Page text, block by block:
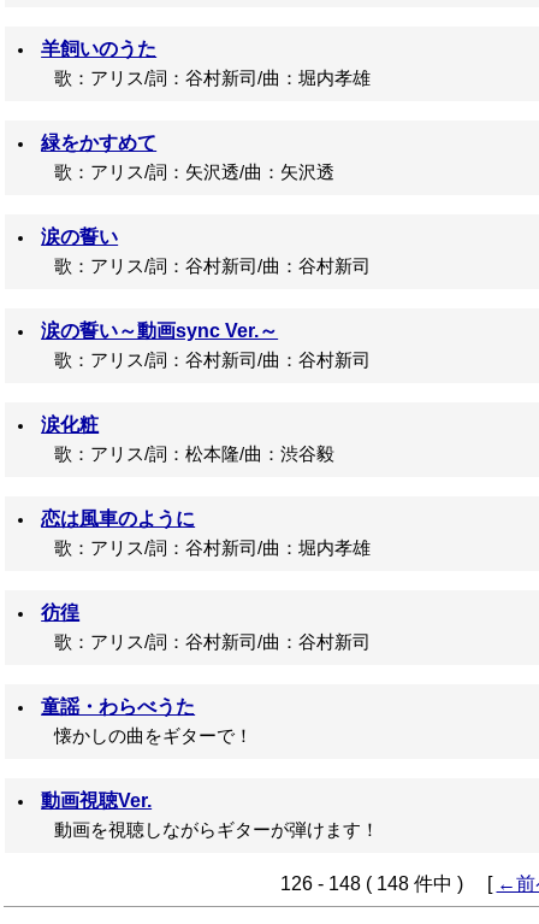
羊飼いのうた
歌：アリス/詞：谷村新司/曲：堀内孝雄
緑をかすめて
歌：アリス/詞：矢沢透/曲：矢沢透
涙の誓い
歌：アリス/詞：谷村新司/曲：谷村新司
涙の誓い～動画sync Ver.～
歌：アリス/詞：谷村新司/曲：谷村新司
涙化粧
歌：アリス/詞：松本隆/曲：渋谷毅
恋は風車のように
歌：アリス/詞：谷村新司/曲：堀内孝雄
彷徨
歌：アリス/詞：谷村新司/曲：谷村新司
童謡・わらべうた
懐かしの曲をギターで！
動画視聴Ver.
動画を視聴しながらギターが弾けます！
126 - 148 ( 148 件中 ) [ ←前